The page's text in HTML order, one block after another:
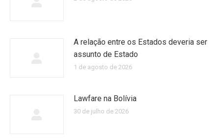
A relação entre os Estados deveria ser
assunto de Estado
1 de agosto de 2026
Lawfare na Bolívia
30 de julho de 2026